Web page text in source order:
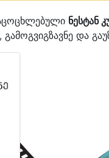
ნესტან
და